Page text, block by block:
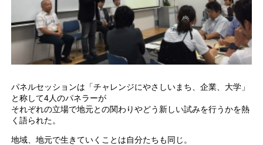
パネルセッションは「チャレンジにやさしいまち、企業、大学」
と称して4人のパネラーが
それぞれの立場で地元との関わりやどう新しい試みを行うかを熱
く語られた。
地域、地元で生きていくことは自分たちも同じ。